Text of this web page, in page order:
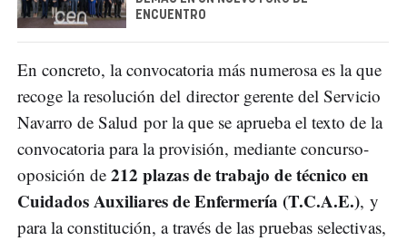
ENCUENTRO
En concreto, la convocatoria más numerosa es la que
recoge la resolución del director gerente del Servicio
Navarro de Salud por la que se aprueba el texto de la
convocatoria para la provisión, mediante concurso-
oposición de 212 plazas de trabajo de técnico en
Cuidados Auxiliares de Enfermería (T.C.A.E.), y
para la constitución, a través de las pruebas selectivas,